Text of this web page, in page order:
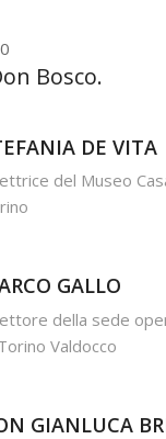
Bosco.
DE VITA
del Museo
GALLO
della sede
Valdocco
GIANLUCA